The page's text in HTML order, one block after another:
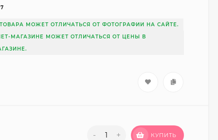
МОЖЕТ ОТЛИЧАТЬСЯ ОТ ФОТОГРАФИИ НА САЙТЕ.
МАГАЗИНЕ МОЖЕТ ОТЛИЧАТЬСЯ ОТ ЦЕНЫ В
- + КУПИТЬ